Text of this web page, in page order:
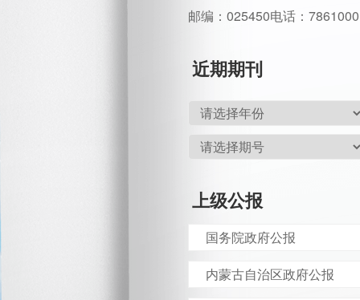
邮编：025450电话：7861000
近期期刊
上级公报
国务院政府公报
内蒙古自治区政府公报